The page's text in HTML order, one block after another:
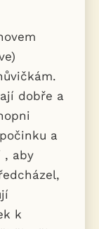
dobře a
a
, aby
k